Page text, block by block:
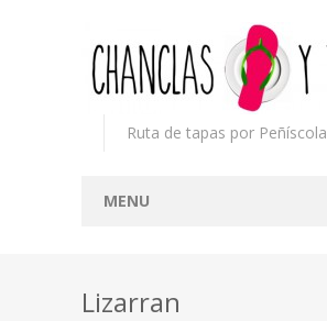
Ruta de tapas por Peñíscola
MENU
Concurso
Lizarran